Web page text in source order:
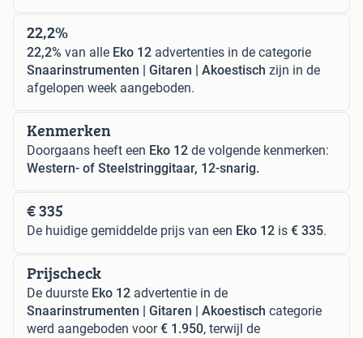
22,2%
22,2% van alle Eko 12 advertenties in de categorie
Snaarinstrumenten | Gitaren | Akoestisch zijn in de
afgelopen week aangeboden.
Kenmerken
Doorgaans heeft een Eko 12 de volgende kenmerken:
Western- of Steelstringgitaar, 12-snarig.
€ 335
De huidige gemiddelde prijs van een Eko 12 is € 335.
Prijscheck
De duurste Eko 12 advertentie in de
Snaarinstrumenten | Gitaren | Akoestisch categorie
werd aangeboden voor€ 1.950, terwijl de